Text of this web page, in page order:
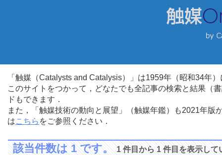
「触媒（Catalysts and Catalysis）」は1959年（昭和34年
このサイトをつかって，どなたでも全記事の検索と結果（
ドもできます．
また，「触媒技術の動向と展望」（触媒年鑑）も2021年
はこちら をご参照ください．
該当件数は 1 です。1 件目から 1 件目を表示して